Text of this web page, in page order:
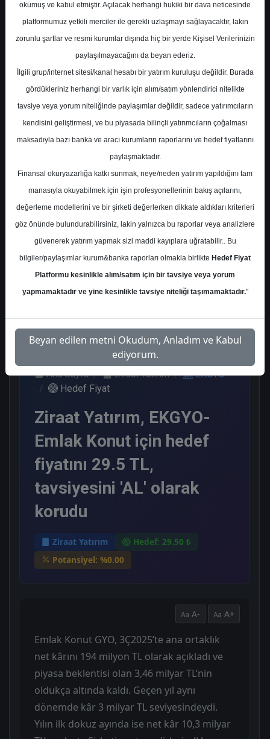
En Yüksek Tahmin
Ortalama Fiyat Tahmini 33,32 ₺
Ortalama Getiri Potansiyeli %85.71
Kurum Sayısı
10
7
Get.
1 2
Ana Sayfa Ziraat Yatırım
EKGYO
Hedef Fiyat
Ziraat Yatırım, EKGYO-
Emlak Konut için hedef
fiyatını 29.5 TL,
tavsiyesini 'AL' olarak
korudu
Ziraat Yatırım
Hedef: 29.50 ₺
Potansiyel: %0.00
A- A+
Emlak Konut GYO, 3Ç2025’te ana ortaklık
net kârını 194 milyon TL olarak açıkladı ve
piyasa beklentisi olan 3,46 milyar TL’nin
oldukça altında kaldı. Geçen yıl aynı
dönemde kâr 3 milyar TL seviyesindeydi.
Yılın ilk dokuz ayında ise net kâr 10,3 milyar
okumuş ve kabul etmiştir. Açılacak herhangi hukiki bir dava neticesinde
platformumuz yetkili merciler ile gerekli uzlaşmayı sağlayacaktır, lakin
zorunlu şartlar ve resmi kurumlar dışında hiç bir yerde Kişisel Verilerinizin
paylaşılmayacağını da beyan ederiz.
İlgili grup/internet sitesi/kanal hesabı bir yatırım kuruluşu değildir. Burada
gördükleriniz herhangi bir varlık için alım/satım yönlendirici nitelikte
tavsiye veya yorum niteliğinde paylaşımlar değildir, sadece yatırımcıların
kendisini geliştirmesi, ve bu piyasada bilinçli yatırımcıların çoğalması
maksadıyla bazı banka ve aracı kurumların raporlarını ve hedef fiyatlarını
paylaşmaktadır.
Finansal okuryazarlığa katkı sunmak, neye/neden yatırım yapıldığını tam
manasıyla okuyabilmek için işin profesyonellerinin bakış açılarını,
değerleme modellerini ve bir şirketi değerlerken dikkate aldıkları kriterleri
göz önünde bulundurabilirsiniz, lakin yalnızca bu raporlar veya analizlere
güvenerek yatırım yapmak sizi maddi kayıplara uğratabilir.. Bu
bilgiler/paylaşımlar kurum&banka raporları olmakla birlikte Hedef Fiyat
Platformu kesinlikle alım/satım için bir tavsiye veya yorum
yapmamaktadır ve yine kesinlikle tavsiye niteliği taşımamaktadır."
Beyan edilen metni Okudum, Anladım ve Kabul
ediyorum.